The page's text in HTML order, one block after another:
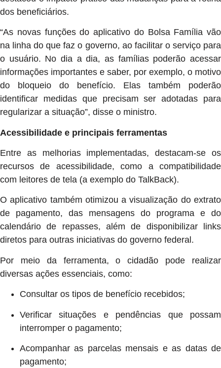
dos beneficiários.
“As novas funções do aplicativo do Bolsa Família vão
na linha do que faz o governo, ao facilitar o serviço para
o usuário. No dia a dia, as famílias poderão acessar
informações importantes e saber, por exemplo, o motivo
do bloqueio do benefício. Elas também poderão
identificar medidas que precisam ser adotadas para
regularizar a situação”, disse o ministro.
Acessibilidade e principais ferramentas
Entre as melhorias implementadas, destacam-se os
recursos de acessibilidade, como a compatibilidade
com leitores de tela (a exemplo do TalkBack).
O aplicativo também otimizou a visualização do extrato
de pagamento, das mensagens do programa e do
calendário de repasses, além de disponibilizar links
diretos para outras iniciativas do governo federal.
Por meio da ferramenta, o cidadão pode realizar
diversas ações essenciais, como:
Consultar os tipos de benefício recebidos;
Verificar situações e pendências que possam
interromper o pagamento;
Acompanhar as parcelas mensais e as datas de
pagamento;